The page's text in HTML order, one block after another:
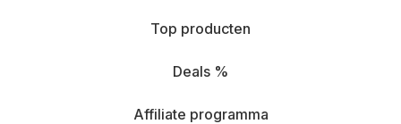
Top producten
Deals %
Affiliate programma